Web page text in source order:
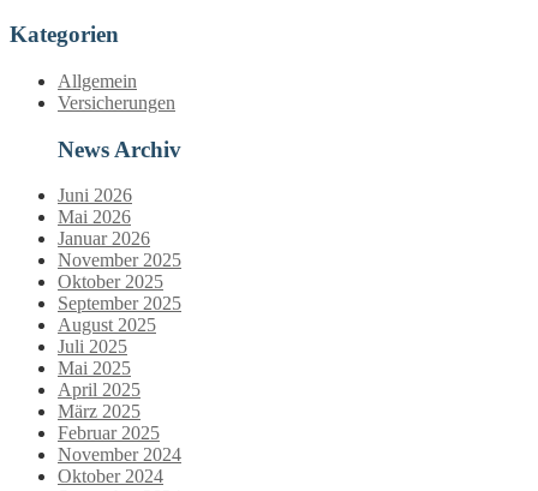
Kategorien
Allgemein
Versicherungen
News Archiv
Juni 2026
Mai 2026
Januar 2026
November 2025
Oktober 2025
September 2025
August 2025
Juli 2025
Mai 2025
April 2025
März 2025
Februar 2025
November 2024
Oktober 2024